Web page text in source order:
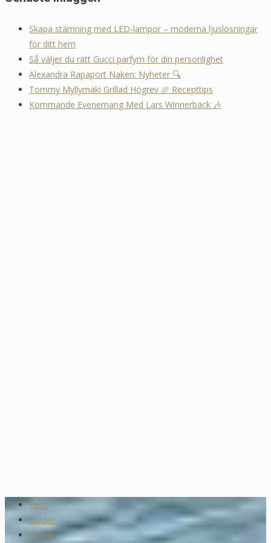
Skapa stämning med LED-lampor – moderna ljuslösningar
för ditt hem
Så väljer du rätt Gucci parfym för din personlighet
Alexandra Rapaport Naken: Nyheter 🔍
Tommy Myllymäki Grillad Högrev 🍖 Recepttips
Kommande Evenemang Med Lars Winnerbäck 🎶
Hem
Guider
Blogg